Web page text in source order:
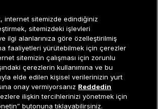
850 800 01 20
internet sitemizde edindiğiniz
sitemizdeki işlevleri
ilgi alanlarınıza göre özelleştirilmiş
faaliyetleri yürütebilmek için çerezler
sitemizin çalışması için zorunlu
çerezlerin kullanımına ve bu
elde edilen kişisel verilerinizin yurt
onay vermiyorsanız Reddedin
ilişkin tercihlerinizi yönetmek için
butonuna tıklayabilirsiniz.